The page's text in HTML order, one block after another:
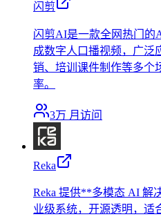
闪剪
闪剪AI是一款全网热门的
成数字人口播视频，广泛
销、培训课件制作等多个
率。
3万 月访问
Reka
Reka 提供**多模态 AI 解
业级系统，开源透明，适